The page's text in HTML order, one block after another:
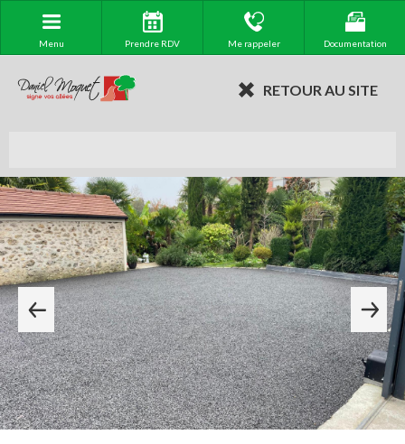
Menu Prendre RDV Me rappeler Documentation
RETOUR AU SITE